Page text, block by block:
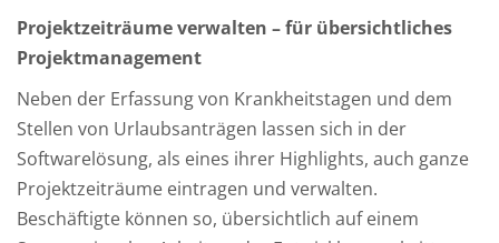
Projektzeiträume verwalten – für übersichtliches
Projektmanagement
Neben der Erfassung von Krankheitstagen und dem
Stellen von Urlaubsanträgen lassen sich in der
Softwarelösung, als eines ihrer Highlights, auch ganze
Projektzeiträume eintragen und verwalten.
Beschäftigte können so, übersichtlich auf einem